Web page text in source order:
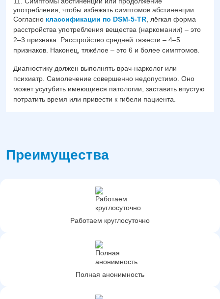
употребления, чтобы избежать симптомов абстиненции.
Согласно классификации по DSM-5-TR , лёгкая форма
расстройства употребления вещества (наркомании) – это
2–3 признака. Расстройство средней тяжести – 4–5
признаков. Наконец, тяжёлое – это 6 и более симптомов.
Диагностику должен выполнять врач-нарколог или
психиатр. Самолечение совершенно недопустимо. Оно
может усугубить имеющиеся патологии, заставить впустую
потратить время или привести к гибели пациента.
Преимущества
Работаем круглосуточно
Полная анонимность